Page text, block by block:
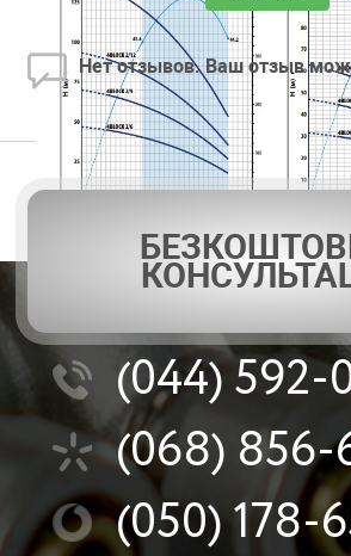
Нет отзывов. Ваш отзыв
(044)592-
(068)
(050)178-